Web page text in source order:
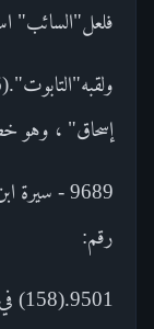
فلعل"السائب"
إسحاق" ، وهو خطأ
رقم: